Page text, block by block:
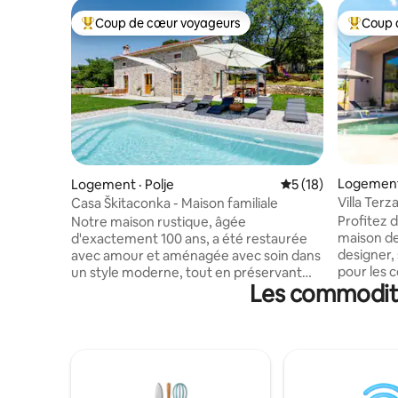
Coup de cœur voyageurs parmi les plus aimés
Coup de cœur voyageurs
Logement · Polje Note moyenne de
5 (18)
Casa Škitaconka - Maison familiale
Notre maison rustique, âgée
d'exactement 100 ans, a été restaurée
avec amour et aménagée avec soin dans
un style moderne, tout en préservant
son caractère authentique d'Istrie. Pour
nous, ce n'est pas seulement une
nature, avec une piscine privée et à
Coup
Coup
Villa
Profitez
maison
designer,
pour les
maison
m2. La
maison
Les